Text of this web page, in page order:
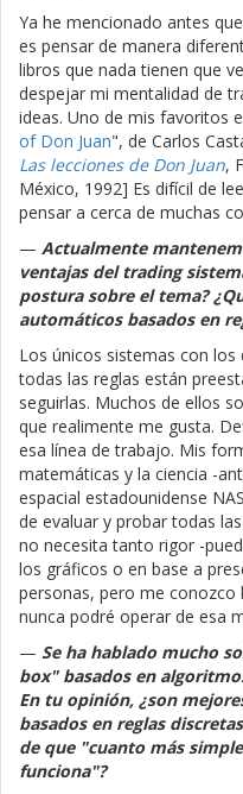
Ya he mencionado antes
es pensar de manera
libros que nada tienen que
despejar mi mentalidad de
ideas. Uno de mis favoritos
of Don Juan", de Carlos
Las lecciones de Don Juan,
México, 1992] Es difícil de
pensar a cerca de muchas
— Actualmente
ventajas del trading
postura sobre el tema?
automáticos basados en
Los únicos sistemas con
todas las reglas están
seguirlas. Muchos de ellos
que realimente me gusta.
esa línea de trabajo. Mis
matemáticas y la ciencia -
espacial estadounidense
de evaluar y probar todas
no necesita tanto rigor -
los gráficos o en base a
personas, pero me
nunca podré operar de esa
— Se ha hablado mucho
box" basados en
En tu opinión, ¿son
basados en reglas
de que "cuanto más
funciona"?